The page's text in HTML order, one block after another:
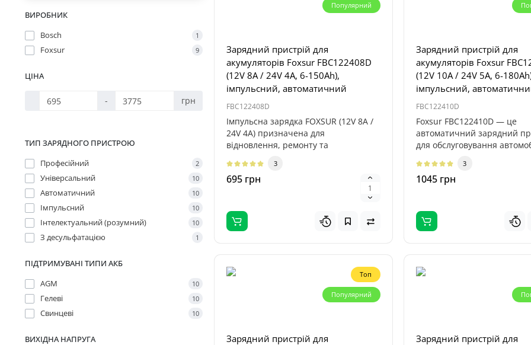
ВИРОБНИК
Bosch
1
Foxsur 9
ЦІНА
- грн
ТИП ЗАРЯДНОГО ПРИСТРОЮ
Професійний
2
Універсальний 10
Автоматичний 10
Імпульсний 10
Інтелектуальний (розумний) 10
З десульфатацією 1
ПІДТРИМУВАНІ ТИПИ АКБ
AGM
10
Гелеві 10
Свинцеві 10
ВИХІДНА НАПРУГА
Популярний
Зарядний пристрій для
акумуляторів Foxsur FBC122408D
(12V 8A / 24V 4A, 6-150Ah),
імпульсний, автоматичний
FBC122408D
Імпульсна зарядка FOXSUR (12V 8A /
24V 4A) призначена для
відновлення, ремонту та
3
695 грн
Зарядний пристрій для
акумуляторів Foxsur
(12V 10A / 24V 5A, 6-
імпульсний,
FBC122410D
Foxsur FBC122410D — це
автоматичний зарядний
для обслуговування
3
1045 грн
Топ
Популярний
Зарядний пристрій для
Зарядний пристрій для